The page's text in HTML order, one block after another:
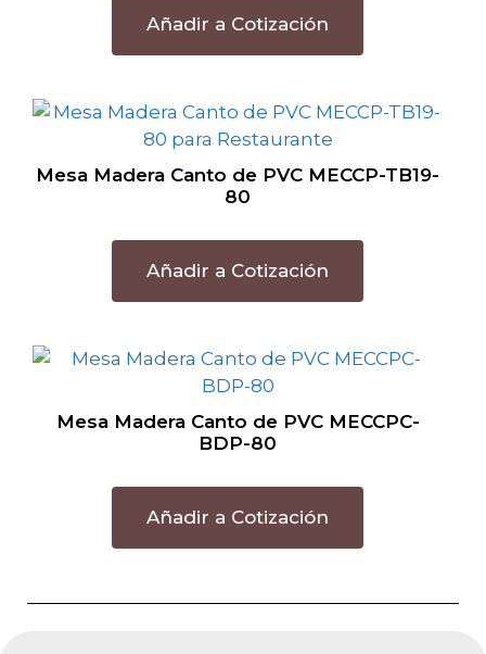
Añadir a Cotización
Mesa Madera Canto de PVC MECCP-TB19-
80
Añadir a Cotización
Mesa Madera Canto de PVC MECCPC-
BDP-80
Añadir a Cotización